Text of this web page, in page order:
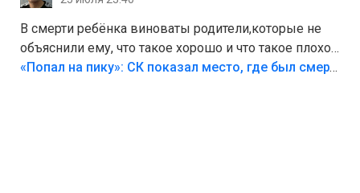
В смерти ребёнка виноваты родители,которые не
объяснили ему, что такое хорошо и что такое плохо!
Лезть через такой забор,верх безумия,есть же
«Попал на пику»: СК показал место, где был смертельно травмирован ребенок в Тольятти